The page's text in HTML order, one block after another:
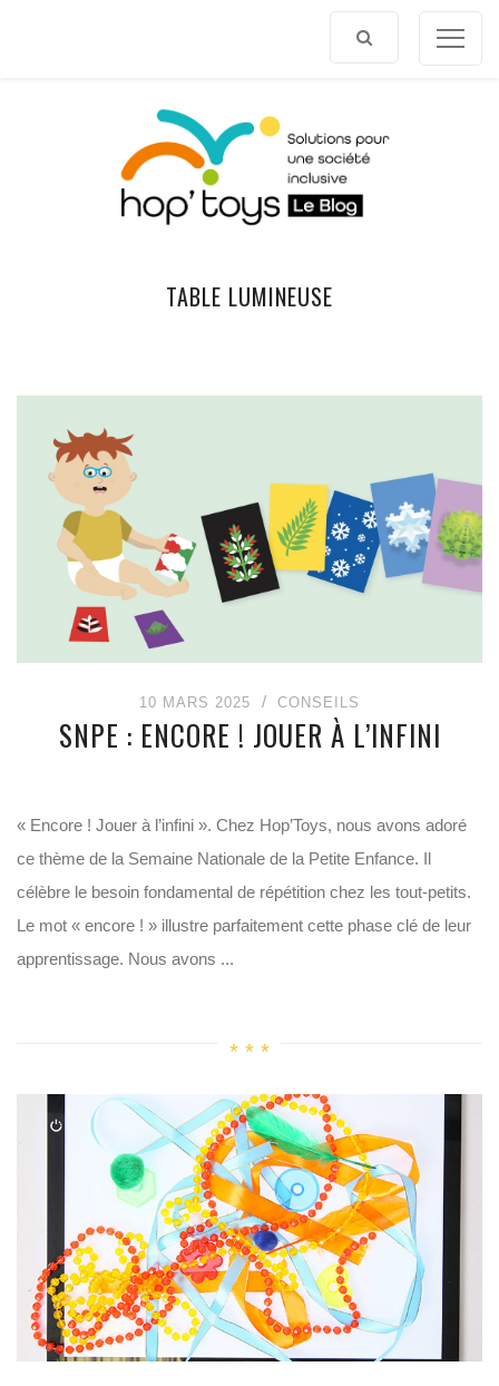
TABLE LUMINEUSE
10 MARS 2025 CONSEILS
SNPE : ENCORE ! JOUER À L’INFINI
« Encore ! Jouer à l’infini ». Chez Hop’Toys, nous avons adoré
ce thème de la Semaine Nationale de la Petite Enfance. Il
célèbre le besoin fondamental de répétition chez les tout-petits.
Le mot « encore ! » illustre parfaitement cette phase clé de leur
apprentissage. Nous avons ...